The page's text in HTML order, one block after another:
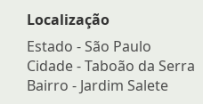
Localização
Estado -São Paulo
Cidade -Taboão da Serra
Bairro - Jardim Salete